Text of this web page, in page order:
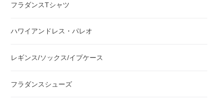
フラダンスTシャツ
ハワイアンドレス・パレオ
レギンス/ソックス/イプケース
フラダンスシューズ